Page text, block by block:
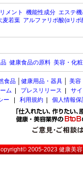
メント 機能性成分 エステ
麦若葉 アルファリポ酸(αリポ
健康食品の原料 美容・化
食品 健康用品・器具 美容
ム
プレスリリース
サ
ー
利用規約 個人情報
2005-2023健康美